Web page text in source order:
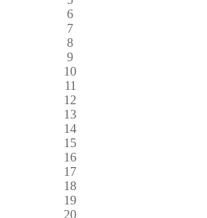
6
7
8
9
10
11
12
13
14
15
16
17
18
19
20